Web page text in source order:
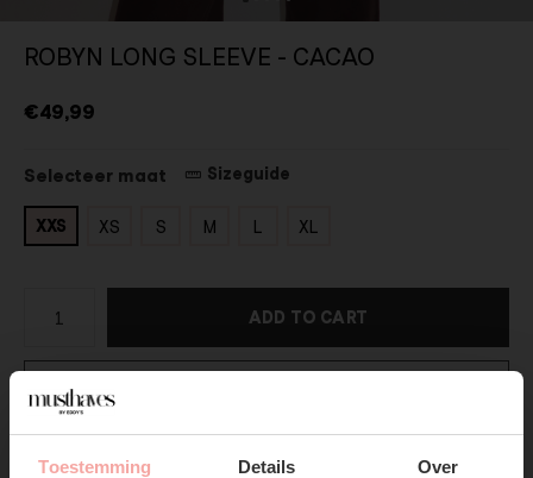
Toestemming Details Over
ROBYN LONG SLEEVE - CACAO
€49,99
Selecteer maat Sizeguide
XXS XS S M L XL
ADD TO CART
Gratis verzending Vanaf €75,-